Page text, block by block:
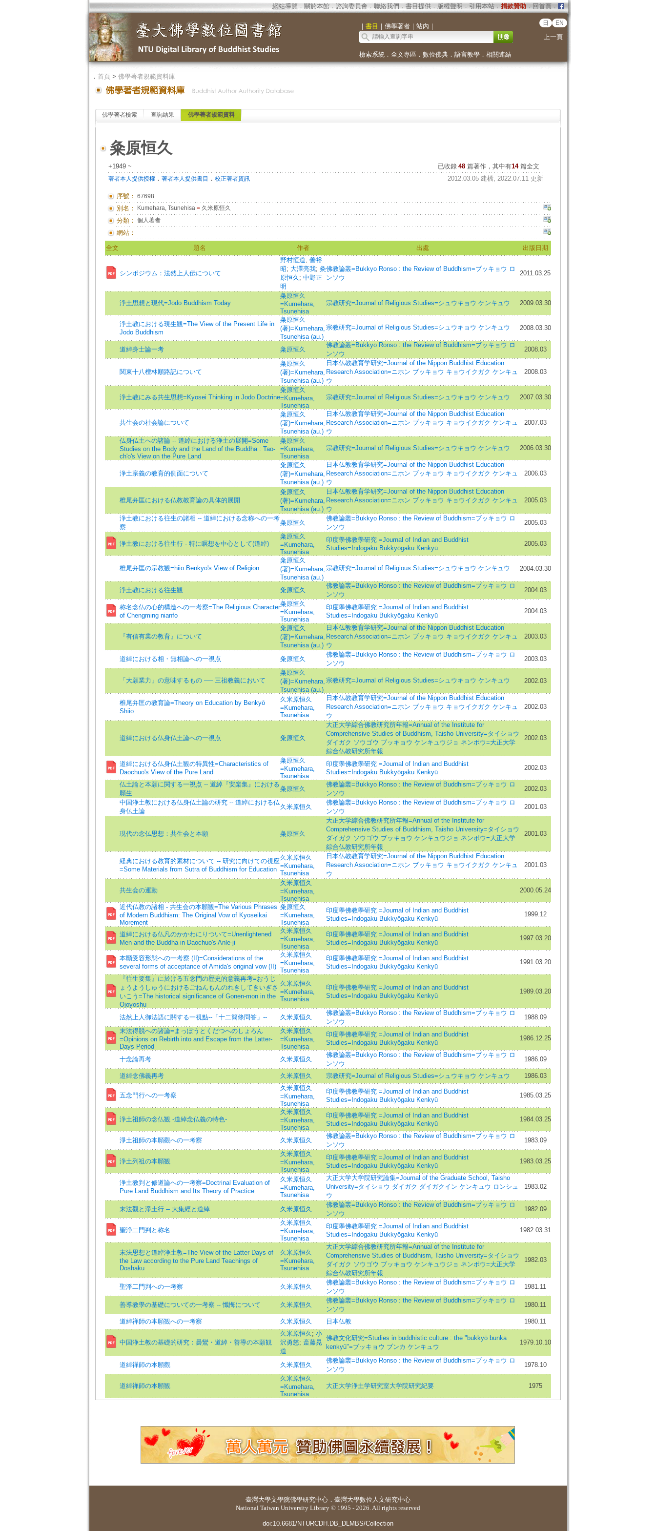
網站導覽 ． 關於本館． 諮詢委員會． 聯絡我們 ． 書目提供． 版權聲明 ． 引用本站． 捐款贊助．回首頁．
｜ 書目 ｜ 佛學著者｜ 站內 ｜ 日 EN
上一頁
檢索系統． 全文專區 ． 數位佛典． 語言教學． 相關連結
． 首頁> 佛學著者規範資料庫
佛學著者檢索 查詢結果 佛學著者規範資料
粂原恒久
+1949 ~ 已收錄 48 篇著作，其中有14篇全文
著者本人提供授權． 著者本人提供書目 ． 校正著者資訊 2012.03.05 建檔, 2022.07.11 更新
序號： 67698
別名： Kumehara, Tsunehisa =久米原恒久
分類： 個人著者
網站：
全文 題名 作者 出處 出版日期
シンポジウム：法然上人伝について
野村恒道; 善裕
昭; 大澤亮我; 粂
原恒久 ; 中野正
明
佛教論叢=Bukkyo Ronso : the Review of Buddhism=ブッキョウ ロ
ンソウ
2011.03.25
浄土思想と現代=Jodo Buddhism Today
粂原恒久
=Kumehara,
Tsunehisa
宗教研究=Journal of Religious Studies=シュウキョウ ケンキュウ 2009.03.30
浄土教における現生観=The View of the Present Life in
Jodo Buddhism
粂原恒久
(著)=Kumehara,
Tsunehisa (au.)
宗教研究=Journal of Religious Studies=シュウキョウ ケンキュウ 2008.03.30
道綽身士論一考 粂原恒久
佛教論叢=Bukkyo Ronso : the Review of Buddhism=ブッキョウ ロ
ンソウ
2008.03
関東十八檀林順路記について
粂原恒久
(著)=Kumehara,
Tsunehisa (au.)
日本仏教教育学研究=Journal of the Nippon Buddhist Education
Research Association=ニホン ブッキョウ キョウイクガク ケンキュ
ウ
2008.03
浄土教にみる共生思想=Kyosei Thinking in Jodo Doctrine
粂原恒久
=Kumehara,
Tsunehisa
宗教研究=Journal of Religious Studies=シュウキョウ ケンキュウ 2007.03.30
共生会の社会論について
粂原恒久
(著)=Kumehara,
Tsunehisa (au.)
日本仏教教育学研究=Journal of the Nippon Buddhist Education
Research Association=ニホン ブッキョウ キョウイクガク ケンキュ
ウ
2007.03
仏身仏土への諸論 -- 道綽における浄土の展開=Some
Studies on the Body and the Land of the Buddha : Tao-
ch'o's View on the Pure Land
粂原恒久
=Kumehara,
Tsunehisa
宗教研究=Journal of Religious Studies=シュウキョウ ケンキュウ 2006.03.30
浄土宗義の教育的側面について
粂原恒久
(著)=Kumehara,
Tsunehisa (au.)
日本仏教教育学研究=Journal of the Nippon Buddhist Education
Research Association=ニホン ブッキョウ キョウイクガク ケンキュ
ウ
2006.03
椎尾弁匡における仏教教育論の具体的展開
粂原恒久
(著)=Kumehara,
Tsunehisa (au.)
日本仏教教育学研究=Journal of the Nippon Buddhist Education
Research Association=ニホン ブッキョウ キョウイクガク ケンキュ
ウ
2005.03
浄土教における往生の諸相 -- 道綽における念称への一考
察
粂原恒久
佛教論叢=Bukkyo Ronso : the Review of Buddhism=ブッキョウ ロ
ンソウ
2005.03
浄土教における往生行 - 特に瞑想を中心として(道綽)
粂原恒久
=Kumehara,
Tsunehisa
印度學佛教學研究 =Journal of Indian and Buddhist
Studies=Indogaku Bukkyōgaku Kenkyū
2005.03
椎尾弁匡の宗教観=hiio Benkyo's View of Religion
粂原恒久
(著)=Kumehara,
Tsunehisa (au.)
宗教研究=Journal of Religious Studies=シュウキョウ ケンキュウ 2004.03.30
浄土教における往生観 粂原恒久
佛教論叢=Bukkyo Ronso : the Review of Buddhism=ブッキョウ ロ
ンソウ
2004.03
称名念仏の心的構造への一考察=The Religious Character
of Chengming nianfo
粂原恒久
=Kumehara,
Tsunehisa
印度學佛教學研究 =Journal of Indian and Buddhist
Studies=Indogaku Bukkyōgaku Kenkyū
2004.03
『有信有業の教育』について
粂原恒久
(著)=Kumehara,
Tsunehisa (au.)
日本仏教教育学研究=Journal of the Nippon Buddhist Education
Research Association=ニホン ブッキョウ キョウイクガク ケンキュ
ウ
2003.03
道綽における相・無相論への一視点 粂原恒久
佛教論叢=Bukkyo Ronso : the Review of Buddhism=ブッキョウ ロ
ンソウ
2003.03
「大願業力」の意味するもの ── 三祖教義において
粂原恒久
(著)=Kumehara,
Tsunehisa (au.)
宗教研究=Journal of Religious Studies=シュウキョウ ケンキュウ 2002.03
椎尾弁匡の教育論=Theory on Education by Benkyō
Shiio
久米原恒久
=Kumehara,
Tsunehisa
日本仏教教育学研究=Journal of the Nippon Buddhist Education
Research Association=ニホン ブッキョウ キョウイクガク ケンキュ
ウ
2002.03
道綽における仏身仏土論への一視点 粂原恒久
大正大学綜合佛教研究所年報=Annual of the Institute for
Comprehensive Studies of Buddhism, Taisho University=タイショウ
ダイガク ソウゴウ ブッキョウ ケンキュウジョ ネンポウ=大正大学
綜合仏教研究所年報
2002.03
道綽における仏身仏土観の特異性=Characteristics of
Daochuo's View of the Pure Land
粂原恒久
=Kumehara,
Tsunehisa
印度學佛教學研究 =Journal of Indian and Buddhist
Studies=Indogaku Bukkyōgaku Kenkyū
2002.03
仏土論と本願に関する一視点 -- 道綽『安楽集』における
願生
粂原恒久
佛教論叢=Bukkyo Ronso : the Review of Buddhism=ブッキョウ ロ
ンソウ
2002.03
中国浄土教における仏身仏土論の研究 -- 道綽における仏
身仏土論
久米原恒久
佛教論叢=Bukkyo Ronso : the Review of Buddhism=ブッキョウ ロ
ンソウ
2001.03
現代の念仏思想：共生会と本願 粂原恒久
大正大学綜合佛教研究所年報=Annual of the Institute for
Comprehensive Studies of Buddhism, Taisho University=タイショウ
ダイガク ソウゴウ ブッキョウ ケンキュウジョ ネンポウ=大正大学
綜合仏教研究所年報
2001.03
経典における教育的素材について -- 研究に向けての視座
=Some Materials from Sutra of Buddhism for Education
久米原恒久
=Kumehara,
Tsunehisa
日本仏教教育学研究=Journal of the Nippon Buddhist Education
Research Association=ニホン ブッキョウ キョウイクガク ケンキュ
ウ
2001.03
共生会の運動
久米原恒久
=Kumehara,
Tsunehisa
2000.05.24
近代仏教の諸相 - 共生会の本願観=The Various Phrases
of Modern Buddhism: The Original Vow of Kyoseikai
Morement
粂原恒久
=Kumehara,
Tsunehisa
印度學佛教學研究 =Journal of Indian and Buddhist
Studies=Indogaku Bukkyōgaku Kenkyū
1999.12
道綽における仏凡のかかわにりついて=Unenlightened
Men and the Buddha in Daochuo's Anle-ji
久米原恒久
=Kumehara,
Tsunehisa
印度學佛教學研究 =Journal of Indian and Buddhist
Studies=Indogaku Bukkyōgaku Kenkyū
1997.03.20
本願受容形態への一考察 (II)=Considerations of the
several forms of acceptance of Amida's original vow (II)
久米原恒久
=Kumehara,
Tsunehisa
印度學佛教學研究 =Journal of Indian and Buddhist
Studies=Indogaku Bukkyōgaku Kenkyū
1991.03.20
『往生要集』に於ける五念門の歴史的意義再考=おうじ
ょうようしゅうにおけるごねんもんのれきしてきいぎさ
いこう=The historical significance of Gonen-mon in the
Ojoyoshu
久米原恒久
=Kumehara,
Tsunehisa
印度學佛教學研究 =Journal of Indian and Buddhist
Studies=Indogaku Bukkyōgaku Kenkyū
1989.03.20
法然上人御法語に關する一視點--「十二簡條問答」-- 久米原恒久
佛教論叢=Bukkyo Ronso : the Review of Buddhism=ブッキョウ ロ
ンソウ
1988.09
末法得脱への諸論=まっぽうとくだつへのしょろん
=Opinions on Rebirth into and Escape from the Latter-
Days Period
久米原恒久
=Kumehara,
Tsunehisa
印度學佛教學研究 =Journal of Indian and Buddhist
Studies=Indogaku Bukkyōgaku Kenkyū
1986.12.25
十念論再考 久米原恒久
佛教論叢=Bukkyo Ronso : the Review of Buddhism=ブッキョウ ロ
ンソウ
1986.09
道綽念佛義再考 久米原恒久 宗教研究=Journal of Religious Studies=シュウキョウ ケンキュウ 1986.03
五念門行への一考察
久米原恒久
=Kumehara,
Tsunehisa
印度學佛教學研究 =Journal of Indian and Buddhist
Studies=Indogaku Bukkyōgaku Kenkyū
1985.03.25
浄土祖師の念仏観 -道綽念仏義の特色-
久米原恒久
=Kumehara,
Tsunehisa
印度學佛教學研究 =Journal of Indian and Buddhist
Studies=Indogaku Bukkyōgaku Kenkyū
1984.03.25
淨土祖師の本願觀への一考察 久米原恒久
佛教論叢=Bukkyo Ronso : the Review of Buddhism=ブッキョウ ロ
ンソウ
1983.09
浄土列祖の本願観
久米原恒久
=Kumehara,
Tsunehisa
印度學佛教學研究 =Journal of Indian and Buddhist
Studies=Indogaku Bukkyōgaku Kenkyū
1983.03.25
浄土教判と修道論への一考察=Doctrinal Evaluation of
Pure Land Buddhism and Its Theory of Practice
久米原恒久
=Kumehara,
Tsunehisa
大正大学大学院研究論集=Journal of the Graduate School, Taisho
University=タイショウ ダイガク ダイガクイン ケンキュウ ロンシュ
ウ
1983.02
末法觀と淨土行 -- 大集經と道綽 久米原恒久
佛教論叢=Bukkyo Ronso : the Review of Buddhism=ブッキョウ ロ
ンソウ
1982.09
聖浄二門判と称名
久米原恒久
=Kumehara,
Tsunehisa
印度學佛教學研究 =Journal of Indian and Buddhist
Studies=Indogaku Bukkyōgaku Kenkyū
1982.03.31
末法思想と道綽浄土教=The View of the Latter Days of
the Law according to the Pure Land Teachings of
Doshaku
久米原恒久
=Kumehara,
Tsunehisa
大正大学綜合佛教研究所年報=Annual of the Institute for
Comprehensive Studies of Buddhism, Taisho University=タイショウ
ダイガク ソウゴウ ブッキョウ ケンキュウジョ ネンポウ=大正大学
綜合仏教研究所年報
1982.03
聖淨二門判への一考察 久米原恒久
佛教論叢=Bukkyo Ronso : the Review of Buddhism=ブッキョウ ロ
ンソウ
1981.11
善導教學の基礎についての一考察 -- 懺悔について 久米原恒久
佛教論叢=Bukkyo Ronso : the Review of Buddhism=ブッキョウ ロ
ンソウ
1980.11
道綽禅師の本願観への一考察 久米原恒久 日本仏教 1980.11
中国浄土教の基礎的研究：曇鸞・道綽・善導の本願観
久米原恒久 ; 小
沢勇慈; 斎藤晃
道
佛教文化研究=Studies in buddhistic culture : the "bukkyō bunka
kenkyū"=ブッキョウ ブンカ ケンキュウ
1979.10.10
道綽禪師の本願觀 久米原恒久
佛教論叢=Bukkyo Ronso : the Review of Buddhism=ブッキョウ ロ
ンソウ
1978.10
道綽禅師の本願観
久米原恒久
=Kumehara,
Tsunehisa
大正大学浄土学研究室大学院研究紀要 1975
臺灣大學文學院佛學研究中心 ． 臺灣大學數位人文研究中心
National Taiwan University Library © 1995 - 2026. All rights reserved
doi:10.6681/NTURCDH.DB_DLMBS/Collection